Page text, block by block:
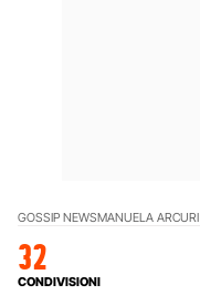
GOSSIP NEWSMANUELA ARCURI
32
CONDIVISIONI